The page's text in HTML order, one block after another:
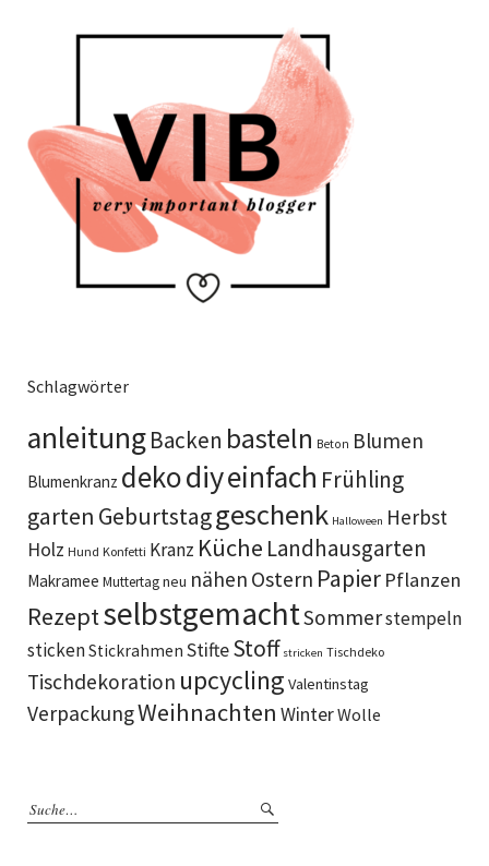
Schlagwörter
anleitungBacken basteln Beton Blumen
Blumenkranz dekodiyeinfach Frühling
garten Geburtstaggeschenk Halloween Herbst
Holz Hund Konfetti Kranz Küche Landhausgarten
Makramee Muttertagneu nähen Ostern Papier Pflanzen
RezeptselbstgemachtSommerstempeln
stickenStickrahmen StifteStoff stricken Tischdeko
Tischdekoration upcycling Valentinstag
VerpackungWeihnachten WinterWolle